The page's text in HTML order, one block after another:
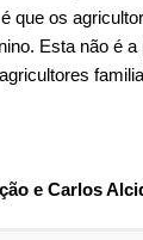
que os
Esta não é
e Carlos